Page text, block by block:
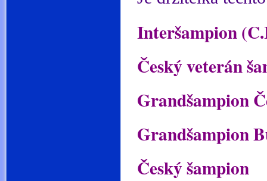
Interšampion
Český veterán
Grandšampion
Grandšampion
Český šampion